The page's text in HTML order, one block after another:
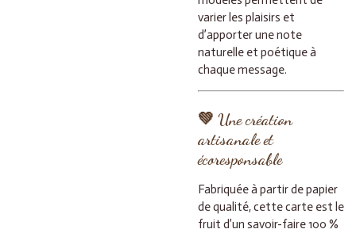
varier les plaisirs et
d’apporter une note
naturelle et poétique à
chaque message.
💚 Une création
artisanale et
écoresponsable
Fabriquée à partir de papier
de qualité, cette carte est le
fruit d’un savoir-faire 100 %